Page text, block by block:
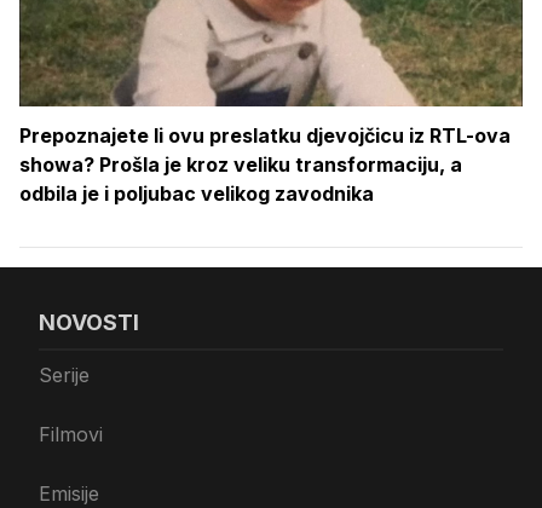
Prepoznajete li ovu preslatku djevojčicu iz RTL-ova
showa? Prošla je kroz veliku transformaciju, a
odbila je i poljubac velikog zavodnika
NOVOSTI
Serije
Filmovi
Emisije